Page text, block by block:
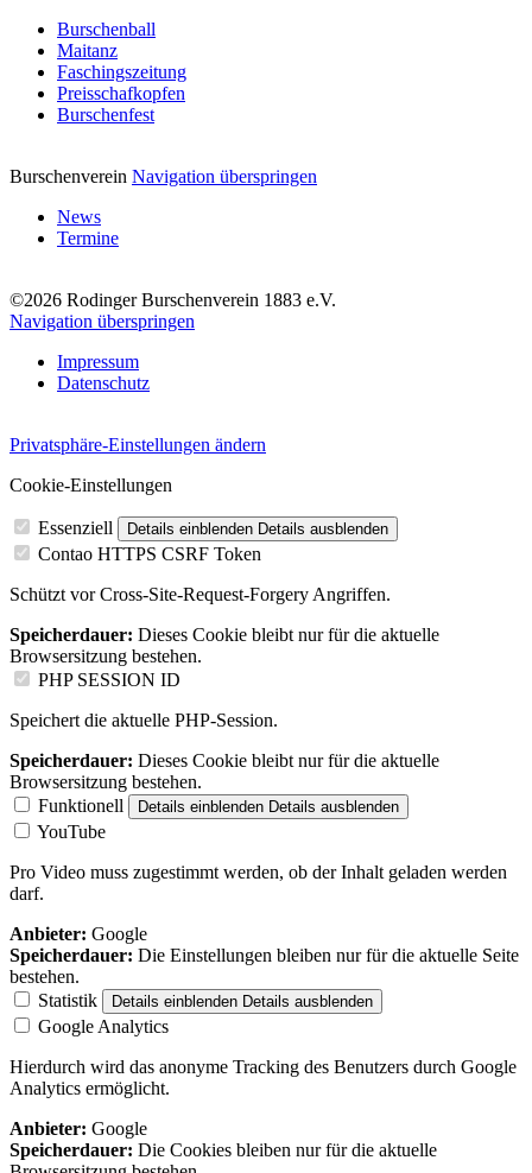
Burschenball
Maitanz
Faschingszeitung
Preisschafkopfen
Burschenfest
Burschenverein Navigation überspringen
News
Termine
©2026 Rodinger Burschenverein 1883 e.V.
Navigation überspringen
Impressum
Datenschutz
Privatsphäre-Einstellungen ändern
Cookie-Einstellungen
Essenziell Details einblenden Details ausblenden
Contao HTTPS CSRF Token
Schützt vor Cross-Site-Request-Forgery Angriffen.
Speicherdauer: Dieses Cookie bleibt nur für die aktuelle
Browsersitzung bestehen.
PHP SESSION ID
Speichert die aktuelle PHP-Session.
Speicherdauer: Dieses Cookie bleibt nur für die aktuelle
Browsersitzung bestehen.
Funktionell
Details einblenden Details ausblenden
YouTube
Pro Video muss zugestimmt werden, ob der Inhalt geladen werden
darf.
Anbieter: Google
Speicherdauer: Die Einstellungen bleiben nur für die aktuelle Seite
bestehen.
Statistik
Details einblenden Details ausblenden
Google Analytics
Hierdurch wird das anonyme Tracking des Benutzers durch Google
Analytics ermöglicht.
Anbieter: Google
Speicherdauer: Die Cookies bleiben nur für die aktuelle